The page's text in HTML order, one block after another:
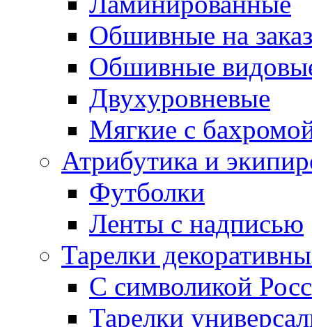
Обшивные на заказ
Обшивные
Двухуровневые
Мягкие с
Атрибутика и
Футболки
Ленты с надписью
Тарелки
С символикой
Тарелки